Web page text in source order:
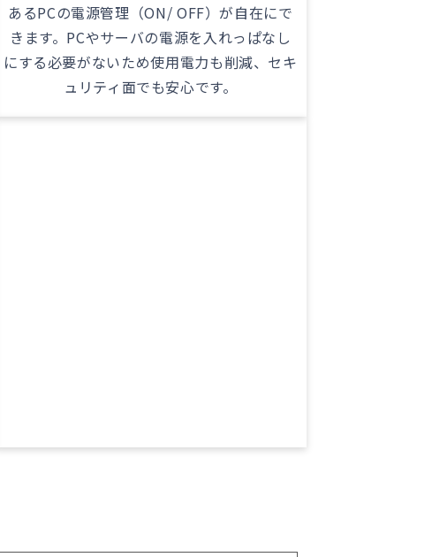
あるPCの電源管理（ON/ OFF）が自在にで
きます。PCやサーバの電源を入れっぱなし
にする必要がないため使用電力も削減、セキ
ュリティ面でも安心です。